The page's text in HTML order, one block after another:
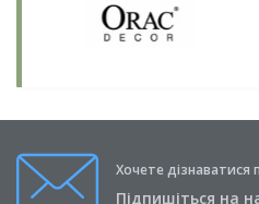
Хочете дізнаватися
Підпишіться на